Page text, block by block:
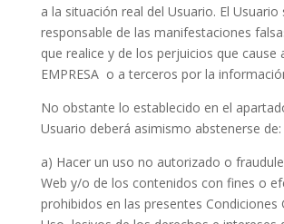
a la situación real del Usuario. El Usuario
responsable de las manifestaciones
que realice y de los perjuicios que cause
EMPRESA o a terceros por la
No obstante lo establecido en el
Usuario deberá asimismo abstenerse de:
a) Hacer un uso no autorizado o
Web y/o de los contenidos con fines o
prohibidos en las presentes Condiciones